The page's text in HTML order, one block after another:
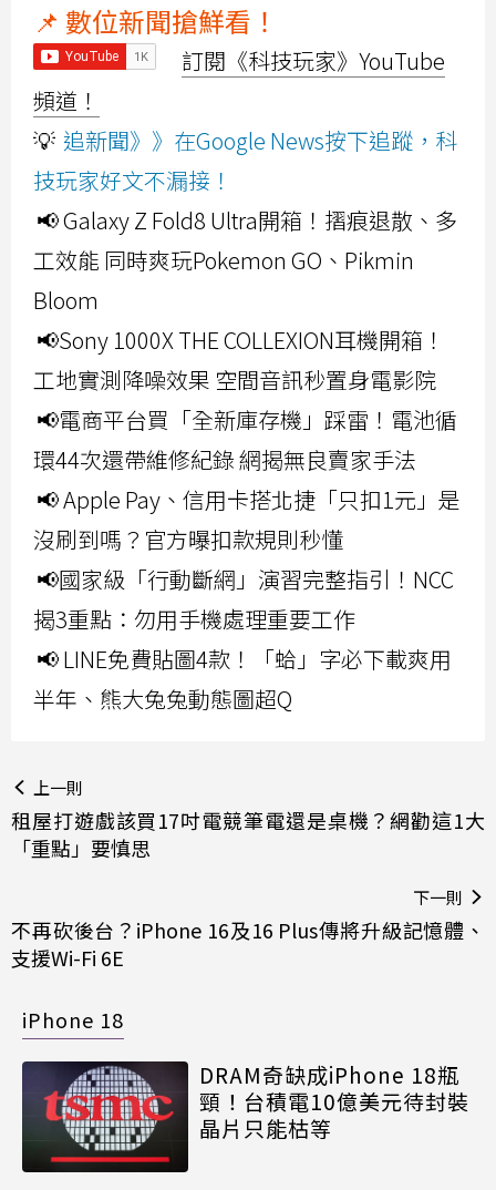
📌 數位新聞搶鮮看！
訂閱《科技玩家》YouTube
頻道！
💡 追新聞》》在Google News按下追蹤，科
技玩家好文不漏接！
📢 Galaxy Z Fold8 Ultra開箱！摺痕退散、多
工效能 同時爽玩Pokemon GO、Pikmin
Bloom
📢Sony 1000X THE COLLEXION耳機開箱！
工地實測降噪效果 空間音訊秒置身電影院
📢電商平台買「全新庫存機」踩雷！電池循
環44次還帶維修紀錄 網揭無良賣家手法
📢 Apple Pay、信用卡搭北捷「只扣1元」是
沒刷到嗎？官方曝扣款規則秒懂
📢國家級「行動斷網」演習完整指引！NCC
揭3重點：勿用手機處理重要工作
📢 LINE免費貼圖4款！「蛤」字必下載爽用
半年、熊大兔兔動態圖超Q
上一則
租屋打遊戲該買17吋電競筆電還是桌機？網勸這1大
「重點」要慎思
下一則
不再砍後台？iPhone 16及16 Plus傳將升級記憶體、
支援Wi-Fi 6E
iPhone 18
DRAM奇缺成iPhone 18瓶
頸！台積電10億美元待封裝
晶片只能枯等